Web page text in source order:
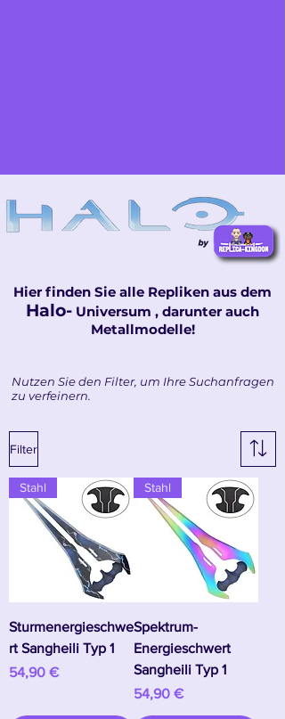
Hier finden Sie alle Repliken aus dem
Halo- Universum , darunter auch
Metallmodelle!
Nutzen Sie den Filter, um Ihre Suchanfragen
zu verfeinern.
Filter
Stahl
Sturmenergieschwe
rt Sangheili Typ 1
Preis
54,90 €
Stahl
Spektrum-
Energieschwert
Sangheili Typ 1
Preis
54,90 €